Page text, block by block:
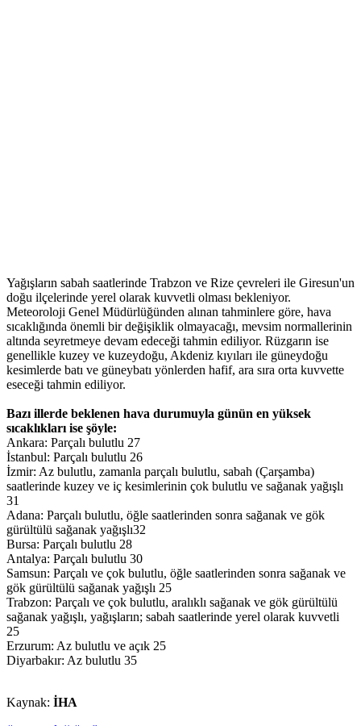
Yağışların sabah saatlerinde Trabzon ve Rize çevreleri ile Giresun'un
doğu ilçelerinde yerel olarak kuvvetli olması bekleniyor.
Meteoroloji Genel Müdürlüğünden alınan tahminlere göre, hava
sıcaklığında önemli bir değişiklik olmayacağı, mevsim normallerinin
altında seyretmeye devam edeceği tahmin ediliyor. Rüzgarın ise
genellikle kuzey ve kuzeydoğu, Akdeniz kıyıları ile güneydoğu
kesimlerde batı ve güneybatı yönlerden hafif, ara sıra orta kuvvette
eseceği tahmin ediliyor.
Bazı illerde beklenen hava durumuyla günün en yüksek
sıcaklıkları ise şöyle:
Ankara: Parçalı bulutlu 27
İstanbul: Parçalı bulutlu 26
İzmir: Az bulutlu, zamanla parçalı bulutlu, sabah (Çarşamba)
saatlerinde kuzey ve iç kesimlerinin çok bulutlu ve sağanak yağışlı
31
Adana: Parçalı bulutlu, öğle saatlerinden sonra sağanak ve gök
gürültülü sağanak yağışlı32
Bursa: Parçalı bulutlu 28
Antalya: Parçalı bulutlu 30
Samsun: Parçalı ve çok bulutlu, öğle saatlerinden sonra sağanak ve
gök gürültülü sağanak yağışlı 25
Trabzon: Parçalı ve çok bulutlu, aralıklı sağanak ve gök gürültülü
sağanak yağışlı, yağışların; sabah saatlerinde yerel olarak kuvvetli
25
Erzurum: Az bulutlu ve açık 25
Diyarbakır: Az bulutlu 35
Kaynak: İHA